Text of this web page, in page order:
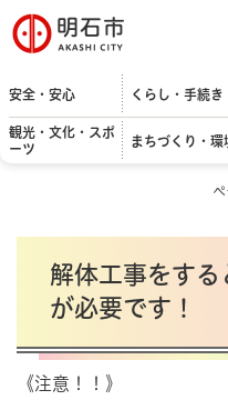
明石市
安全・安心 くらし・手続き
観光・文化・スポ
ーツ
まちづくり・環
解体工事をす
が必要です！
《注意！！》